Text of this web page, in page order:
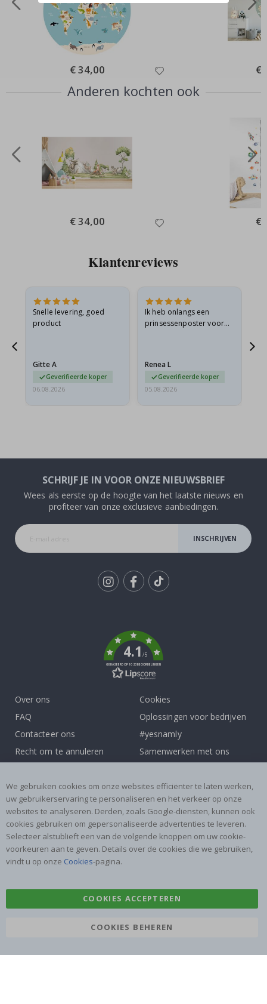
Special
Price
€ 34,00 €
Anderen kochten ook
Special
Price
€ 34,00 €
Klantenreviews
Snelle levering, goed
product
Gitte A
Geverifieerde koper
06.08.2026
Ik heb onlangs een
prinsessenposter voor
licht…
Renea L
Geverifieerde koper
05.08.2026
SCHRIJF JE IN VOOR ONZE NIEUWSBRIEF
Wees als eerste op de hoogte van het laatste nieuws en
profiteer van onze exclusieve aanbiedingen.
INSCHRIJVEN
4.1/5
GEBASEERD OP 1023 BEOORDELINGEN
Over ons
FAQ
Contacteer ons
Recht om te annuleren
Inspiratie
Cookies
Oplossingen voor bedrijven
#yesnamly
Samenwerken met ons
Beoordelingen
Populaire Categorieën
Naamstickers
Muurstickers
Tegelstickers
Posters
Stickers
We gebruiken cookies om onze websites efficiënter te laten werken,
uw gebruikerservaring te personaliseren en het verkeer op onze
websites te analyseren. Derden, zoals Google-diensten, kunnen ook
cookies gebruiken om gepersonaliseerde advertenties te leveren.
Selecteer alstublieft een van de volgende knoppen om uw cookie-
voorkeuren aan te geven. Details over de cookies die we gebruiken,
vindt u op onze Cookies-pagina.
COOKIES ACCEPTEREN
COOKIES BEHEREN